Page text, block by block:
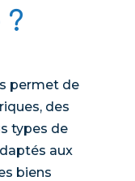
permet de
des
types de
aux
biens